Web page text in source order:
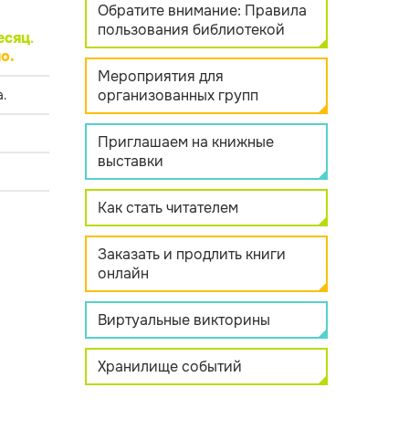
.
Обратите внимание: Правила
пользования библиотекой
Мероприятия для
организованных групп
Приглашаем на книжные
выставки
Как стать читателем
Заказать и продлить книги
онлайн
Виртуальные викторины
Хранилище событий